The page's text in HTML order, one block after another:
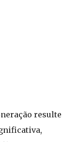
resulte